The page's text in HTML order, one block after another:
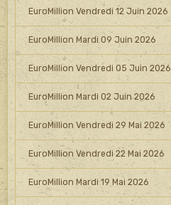
EuroMillion Vendredi 12 Juin 2026
EuroMillion Mardi 09 Juin 2026
EuroMillion Vendredi 05 Juin 2026
EuroMillion Mardi 02 Juin 2026
EuroMillion Vendredi 29 Mai 2026
EuroMillion Vendredi 22 Mai 2026
EuroMillion Mardi 19 Mai 2026